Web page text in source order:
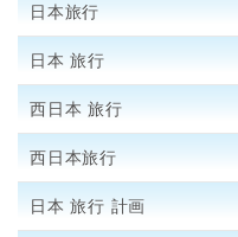
日本旅行
日本 旅行
西日本 旅行
西日本旅行
日本 旅行 計画